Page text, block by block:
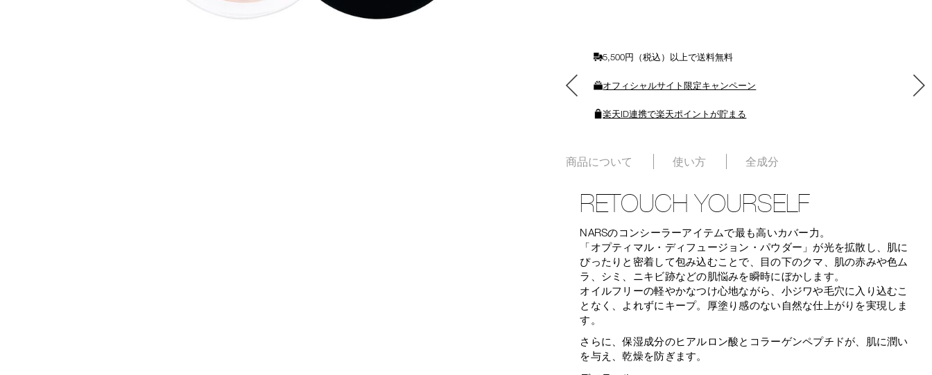
entered.
5,500円（税込）以上で送料無料
オフィシャルサイト限定キャンペーン
楽天ID連携で楽天ポイントが貯まる
商品について 使い方 全成分
RETOUCH YOURSELF
NARSのコンシーラーアイテムで最も高いカバー力。
「オプティマル・ディフュージョン・パウダー」が光を拡散し、肌に
ぴったりと密着して包み込むことで、目の下のクマ、肌の赤みや色ム
ラ、シミ、ニキビ跡などの肌悩みを瞬時にぼかします。
オイルフリーの軽やかなつけ心地ながら、小ジワや毛穴に入り込むこ
となく、よれずにキープ。厚塗り感のない自然な仕上がりを実現しま
す。
さらに、保湿成分のヒアルロン酸とコラーゲンペプチドが、肌に潤い
を与え、乾燥を防ぎます。